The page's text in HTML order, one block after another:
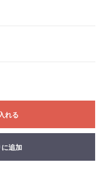
れる
追加